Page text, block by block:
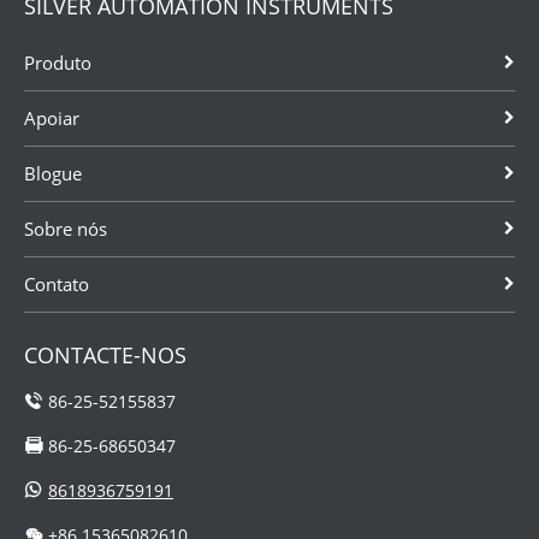
vertedouros e
óleo de palma.
baixa
não corrosivos.
baixos e com
mesmo o preço
magnético na
AUTOMATION
Produto
Apoiar
Blogue
Sobre nós
Contato
CONTACTE-NOS
86-25-52155837
86-25-68650347
8618936759191